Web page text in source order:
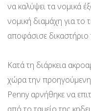
να καλύψει τα νομικά
νομική διαμάχη για το
αποφάσισε δικαστήριο
Κατά τη διάρκεια
χώρα την
Penny αρνήθηκε να